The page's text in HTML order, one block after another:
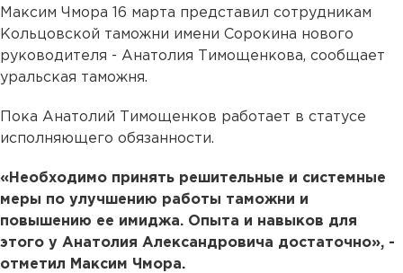
Максим Чмора 16 марта представил сотрудникам
Кольцовской таможни имени Сорокина нового
руководителя - Анатолия Тимощенкова, сообщает
уральская таможня.
Пока Анатолий Тимощенков работает в статусе
исполняющего обязанности.
«Необходимо принять решительные и системные
меры по улучшению работы таможни и
повышению ее имиджа. Опыта и навыков для
этого у Анатолия Александровича достаточно», -
отметил Максим Чмора.